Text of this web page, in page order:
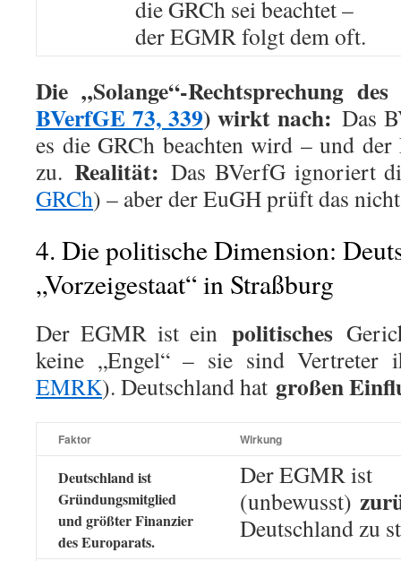
die GRCh sei beachtet –
der EGMR folgt dem oft.
Die „Solange“-Rechtsprechung
BVerfGE 73, 339) wirkt nach: Das
es die GRCh beachten wird – und
zu. Realität: Das BVerfG ignoriert
GRCh) – aber der EuGH prüft das
4. Die politische Dimension:
„Vorzeigestaat“ in Straßburg
Der EGMR ist ein politisches
keine „Engel“ – sie sind Vertreter
EMRK). Deutschland hat großen
Faktor Wirkung
Deutschland ist
Gründungsmitglied
und größter Finanzier
des Europarats.
Der EGMR ist
(unbewusst)
Deutschland zu